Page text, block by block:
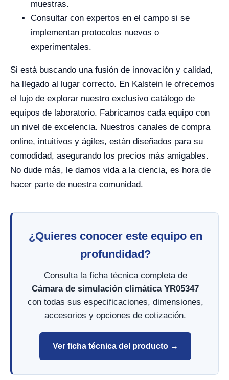
muestras.
Consultar con expertos en el campo si se
implementan protocolos nuevos o
experimentales.
Si está buscando una fusión de innovación y calidad,
ha llegado al lugar correcto. En Kalstein le ofrecemos
el lujo de explorar nuestro exclusivo catálogo de
equipos de laboratorio. Fabricamos cada equipo con
un nivel de excelencia. Nuestros canales de compra
online, intuitivos y ágiles, están diseñados para su
comodidad, asegurando los precios más amigables.
No dude más, le damos vida a la ciencia, es hora de
hacer parte de nuestra comunidad.
¿Quieres conocer este equipo en
profundidad?
Consulta la ficha técnica completa de
Cámara de simulación climática YR05347
con todas sus especificaciones, dimensiones,
accesorios y opciones de cotización.
Ver ficha técnica del producto →